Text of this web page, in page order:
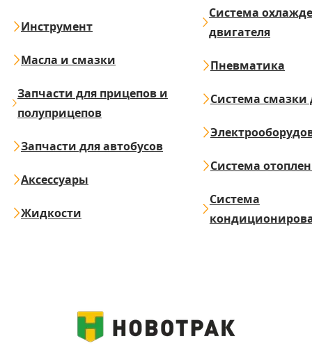
Инструмент
Масла и смазки
Запчасти для прицепов и
полуприцепов
Запчасти для автобусов
Аксессуары
Жидкости
Система
двигателя
Пневматика
Система смазки
Система
Система